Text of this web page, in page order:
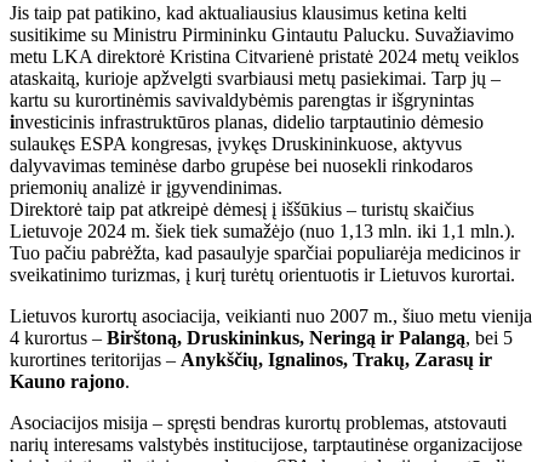
Jis taip pat patikino, kad aktualiausius klausimus ketina kelti
susitikime su Ministru Pirmininku Gintautu Palucku. Suvažiavimo
metu LKA direktorė Kristina Citvarienė pristatė 2024 metų veiklos
ataskaitą, kurioje apžvelgti svarbiausi metų pasiekimai. Tarp jų –
kartu su kurortinėmis savivaldybėmis parengtas ir išgrynintas
investicinis infrastruktūros planas, didelio tarptautinio dėmesio
sulaukęs ESPA kongresas, įvykęs Druskininkuose, aktyvus
dalyvavimas teminėse darbo grupėse bei nuosekli rinkodaros
priemonių analizė ir įgyvendinimas.
Direktorė taip pat atkreipė dėmesį į iššūkius – turistų skaičius
Lietuvoje 2024 m. šiek tiek sumažėjo (nuo 1,13 mln. iki 1,1 mln.).
Tuo pačiu pabrėžta, kad pasaulyje sparčiai populiarėja medicinos ir
sveikatinimo turizmas, į kurį turėtų orientuotis ir Lietuvos kurortai.
Lietuvos kurortų asociacija, veikianti nuo 2007 m., šiuo metu vienija
4 kurortus – Birštoną, Druskininkus, Neringą ir Palangą, bei 5
kurortines teritorijas – Anykščių, Ignalinos, Trakų, Zarasų ir
Kauno rajono.
Asociacijos misija – spręsti bendras kurortų problemas, atstovauti
narių interesams valstybės institucijose, tarptautinėse organizacijose